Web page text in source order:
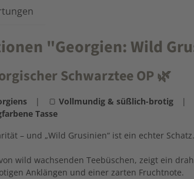
"Georgien: Wild
Schwarztee OP 🌿
| 🍞 Vollmundig & süßlich-brotig |
Tasse
– und „Wild Grusinien“ ist ein echter
wild wachsenden Teebüschen, zeigt ein
Anklängen und einer zarten Fruchtnote.